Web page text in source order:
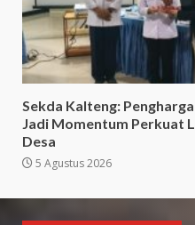
Sekda Kalteng:
Jadi Momentum Perkuat
Desa
5 Agustus 2026